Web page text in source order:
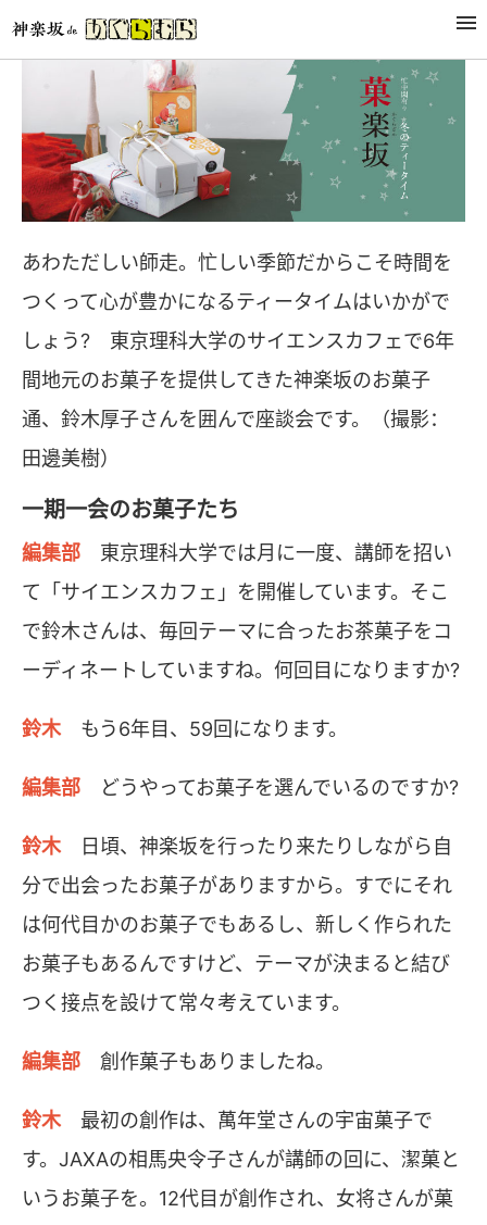
あわただしい師走。忙しい季節だからこそ時間を
つくって心が豊かになるティータイムはいかがで
しょう? 東京理科大学のサイエンスカフェで6年
間地元のお菓子を提供してきた神楽坂のお菓子
通、鈴木厚子さんを囲んで座談会です。（撮影：
田邊美樹）
一期一会のお菓子たち
編集部
東京理科大学では月に一度、講師を招い
て「サイエンスカフェ」を開催しています。そこ
で鈴木さんは、毎回テーマに合ったお茶菓子をコ
ーディネートしていますね。何回目になりますか?
鈴木 もう6年目、59回になります。
編集部 どうやってお菓子を選んでいるのですか?
鈴木
日頃、神楽坂を行ったり来たりしながら自
分で出会ったお菓子がありますから。すでにそれ
は何代目かのお菓子でもあるし、新しく作られた
お菓子もあるんですけど、テーマが決まると結び
つく接点を設けて常々考えています。
編集部 創作菓子もありましたね。
鈴木
最初の創作は、萬年堂さんの宇宙菓子で
す。JAXAの相馬央令子さんが講師の回に、潔菓と
いうお菓子を。12代目が創作され、女将さんが菓